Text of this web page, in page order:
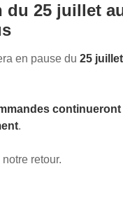
du 25 juillet
en pause du 25
continueront
.
retour.